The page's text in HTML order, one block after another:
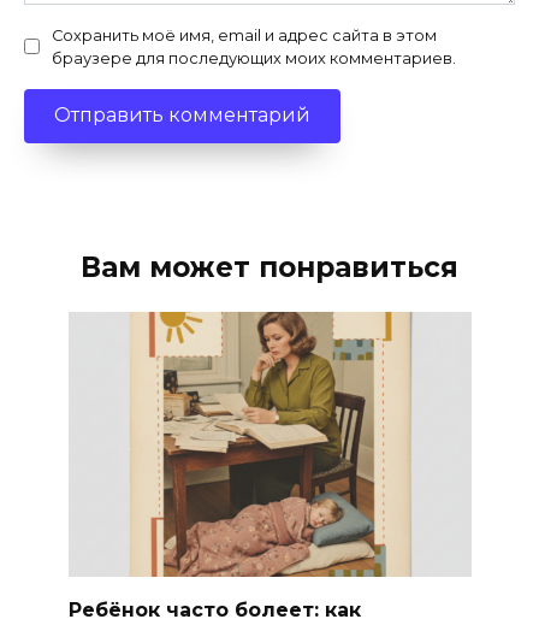
Сохранить моё имя, email и адрес сайта в этом
браузере для последующих моих комментариев.
Вам может понравиться
Ребёнок часто болеет: как